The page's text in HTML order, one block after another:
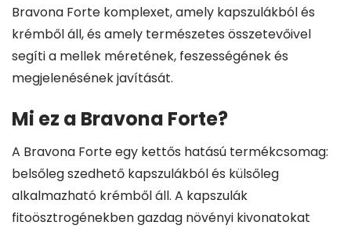
Bravona Forte komplexet, amely kapszulákból és
krémből áll, és amely természetes összetevőivel
segíti a mellek méretének, feszességének és
megjelenésének javítását.
Mi ez a Bravona Forte?
A Bravona Forte egy kettős hatású termékcsomag:
belsőleg szedhető kapszulákból és külsőleg
alkalmazható krémből áll. A kapszulák
fitoösztrogénekben gazdag növényi kivonatokat